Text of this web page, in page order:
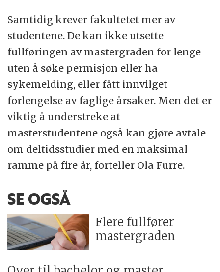
Samtidig krever fakultetet mer av
studentene. De kan ikke utsette
fullføringen av mastergraden for lenge
uten å søke permisjon eller ha
sykemelding, eller fått innvilget
forlengelse av faglige årsaker. Men det er
viktig å understreke at
masterstudentene også kan gjøre avtale
om deltidsstudier med en maksimal
ramme på fire år, forteller Ola Furre.
SE OGSÅ
Flere fullfører
mastergraden